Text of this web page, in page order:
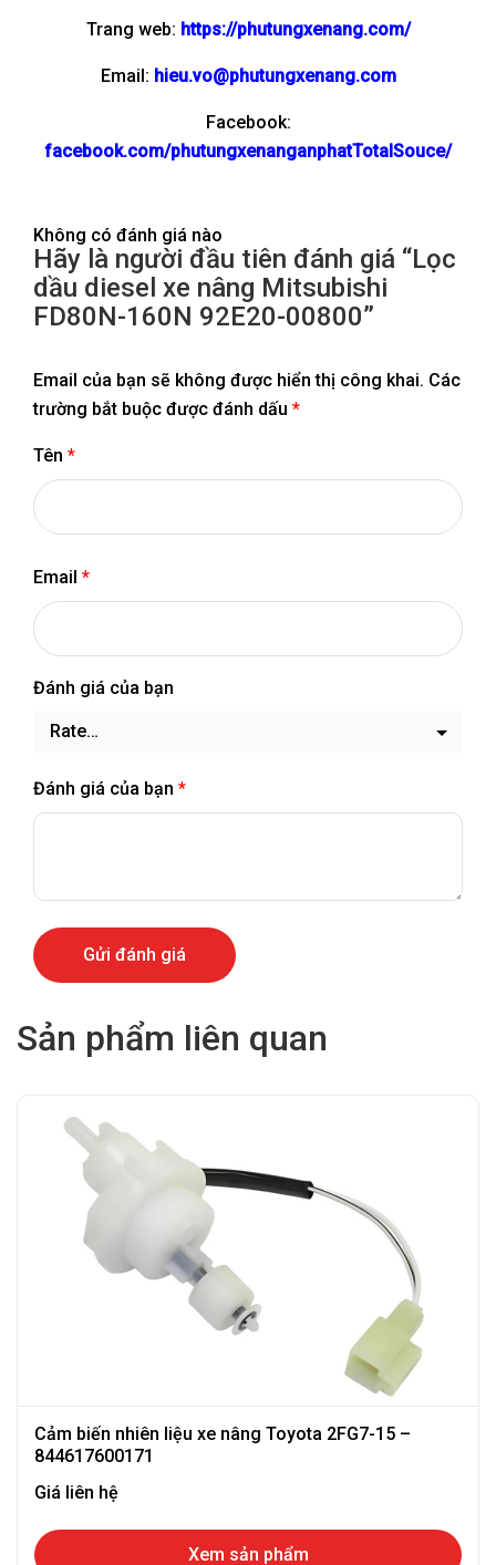
Trang web: https://phutungxenang.com/
Email: hieu.vo@phutungxenang.com
Facebook:
facebook.com/phutungxenanganphatTotalSouce/
Không có đánh giá nào
Hãy là người đầu tiên đánh giá “Lọc
dầu diesel xe nâng Mitsubishi
FD80N-160N 92E20-00800”
Email của bạn sẽ không được hiển thị công khai. Các
trường bắt buộc được đánh dấu *
Tên *
Email *
Đánh giá của bạn
Đánh giá của bạn *
Sản phẩm liên quan
Cảm biến nhiên liệu xe nâng Toyota 2FG7-15 –
844617600171
Giá liên hệ
Xem sản phẩm